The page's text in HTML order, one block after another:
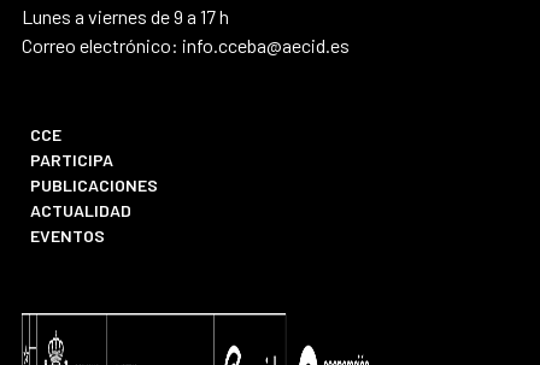
Lunes a viernes de 9 a 17 h
Correo electrónico: info.cceba@aecid.es
CCE
PARTICIPA
PUBLICACIONES
ACTUALIDAD
EVENTOS